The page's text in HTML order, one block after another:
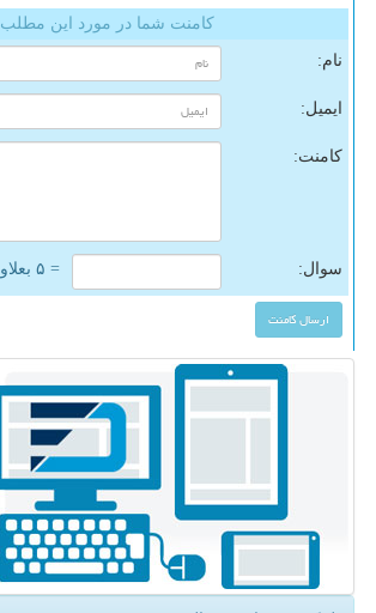
کامنت شما در مورد این مطلب
نام:
ایمیل:
کامنت:
سوال: = ۵ بعلاوه ۳